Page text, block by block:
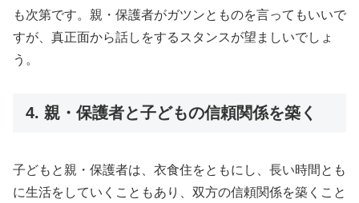
も次第です。親・保護者がガツンとものを言ってもいいで
すが、真正面から話しをするスタンスが望ましいでしょ
う。
4. 親・保護者と子どもの信頼関係を築く
子どもと親・保護者は、衣食住をともにし、長い時間とも
に生活をしていくこともあり、双方の信頼関係を築くこと